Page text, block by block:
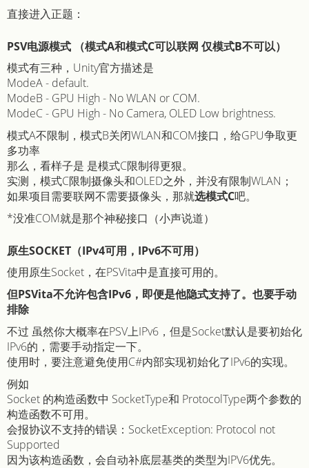
直接进入正题：
PSV电源模式 （模式A和模式C可以联网 仅模式B不可以）
模式有三种，Unity官方描述是
ModeA - default.
ModeB - GPU High - No WLAN or COM.
ModeC - GPU High - No Camera, OLED Low brightness.
模式A不限制，模式B关闭WLAN和COM接口，给GPU争取更
多功率
那么，看样子是 是模式C限制得更狠。
实测，模式C限制摄像头和OLED之外，并没有限制WLAN；
如果项目需要联网不需要摄像头，那就选模式C吧。
*没准COM就是那个神秘接口（小声说道）
原生SOCKET（IPv4可用，IPv6不可用）
使用原生Socket，在PSVita中是直接可用的。
但PSVita不允许包含IPv6，即便是他隐式支持了。也要手动
排除
不过 虽然你大概率在PSV上IPv6，但是Socket默认是要初始化
IPv6的，需要手动指定一下。
使用时，要注意避免使用C#内部实现初始化了IPv6的实现。
例如
Socket 的构造函数中 SocketType和 ProtocolType两个参数的
构造函数不可用。
会报协议不支持的错误：SocketException: Protocol not
Supported
因为该构造函数，会自动补底层基类的类型为IPV6优先。